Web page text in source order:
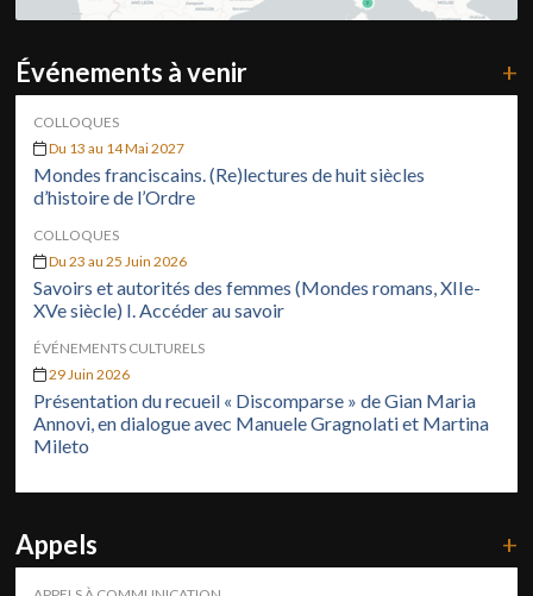
Événements à venir +
COLLOQUES
Du 13 au 14 Mai 2027
Mondes franciscains. (Re)lectures de huit siècles
d’histoire de l’Ordre
COLLOQUES
Du 23 au 25 Juin 2026
Savoirs et autorités des femmes (Mondes romans, XIIe-
XVe siècle) I. Accéder au savoir
ÉVÉNEMENTS CULTURELS
29 Juin 2026
Présentation du recueil « Discomparse » de Gian Maria
Annovi, en dialogue avec Manuele Gragnolati et Martina
Mileto
Appels +